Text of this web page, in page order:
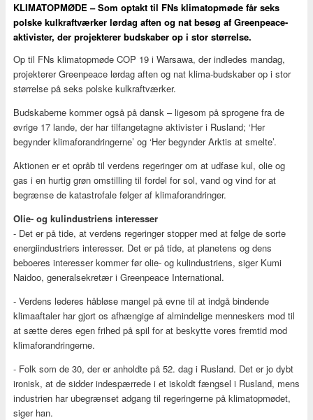
KLIMATOPMØDE – Som optakt til FNs klimatopmøde får seks
polske kulkraftværker lørdag aften og nat besøg af Greenpeace-
aktivister, der projekterer budskaber op i stor størrelse.
Op til FNs klimatopmøde COP 19 i Warsawa, der indledes mandag,
projekterer Greenpeace lørdag aften og nat klima-budskaber op i stor
størrelse på seks polske kulkraftværker.
Budskaberne kommer også på dansk – ligesom på sprogene fra de
øvrige 17 lande, der har tilfangetagne aktivister i Rusland; ‘Her
begynder klimaforandringerne’ og ‘Her begynder Arktis at smelte’.
Aktionen er et opråb til verdens regeringer om at udfase kul, olie og
gas i en hurtig grøn omstilling til fordel for sol, vand og vind for at
begrænse de katastrofale følger af klimaforandringer.
Olie- og kulindustriens interesser
- Det er på tide, at verdens regeringer stopper med at følge de sorte
energiindustriers interesser. Det er på tide, at planetens og dens
beboeres interesser kommer før olie- og kulindustriens, siger Kumi
Naidoo, generalsekretær i Greenpeace International.
- Verdens lederes håbløse mangel på evne til at indgå bindende
klimaaftaler har gjort os afhængige af almindelige menneskers mod til
at sætte deres egen frihed på spil for at beskytte vores fremtid mod
klimaforandringerne.
- Folk som de 30, der er anholdte på 52. dag i Rusland. Det er jo dybt
ironisk, at de sidder indespærrede i et iskoldt fængsel i Rusland, mens
industrien har ubegrænset adgang til regeringerne på klimatopmødet,
siger han.